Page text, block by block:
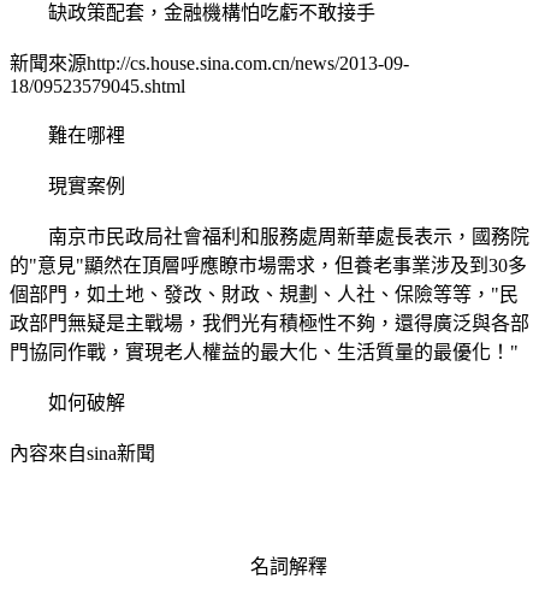
缺政策配套，金融機構怕吃虧不敢接手
新聞來源http://cs.house.sina.com.cn/news/2013-09-
18/09523579045.shtml
難在哪裡
現實案例
南京市民政局社會福利和服務處周新華處長表示，國務院
的"意見"顯然在頂層呼應瞭市場需求，但養老事業涉及到30多
個部門，如土地、發改、財政、規劃、人社、保險等等，"民
政部門無疑是主戰場，我們光有積極性不夠，還得廣泛與各部
門協同作戰，實現老人權益的最大化、生活質量的最優化！"
如何破解
內容來自sina新聞
名詞解釋